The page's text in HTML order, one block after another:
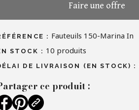
Faire une offre
: Fauteuils 150-Marina In
STOCK : 10 produits
DE LIVRAISON (EN STOCK) :
ce produit :